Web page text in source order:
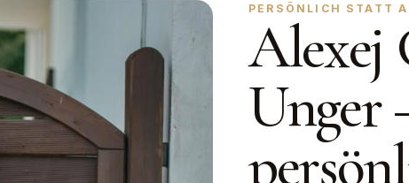
PERSÖNLICH STATT
Alexej
Unger